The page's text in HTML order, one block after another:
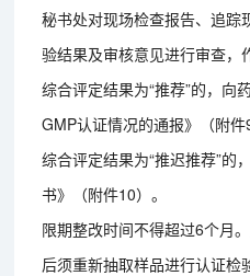
秘书处对现场检查报告、追踪
验结果及审核意见进行审查，
综合评定结果为“推荐”的，向
GMP认证情况的通报》（附件9
综合评定结果为“推迟推荐”的
书》（附件10）。
限期整改时间不得超过6个月
后须重新抽取样品进行认证检